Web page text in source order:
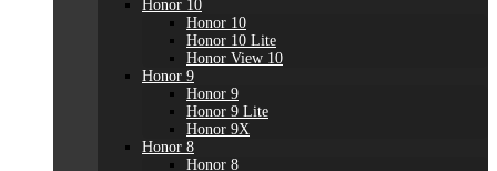
Honor 10
Honor 10
Honor 10 Lite
Honor View 10
Honor 9
Honor 9
Honor 9 Lite
Honor 9X
Honor 8
Honor 8